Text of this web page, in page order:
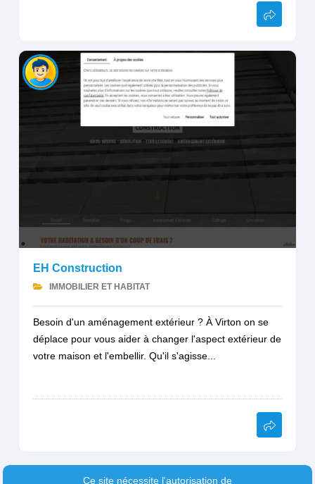
EH Construction
IMMOBILIER ET HABITAT
Besoin d'un aménagement extérieur ? À Virton on se
déplace pour vous aider à changer l'aspect extérieur de
votre maison et l'embellir. Qu'il s'agisse...
Ce site nécessite l'autorisation de